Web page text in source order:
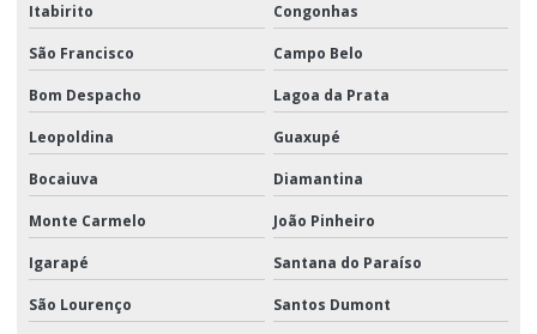
Itabirito Congonhas
São Francisco Campo Belo
Bom Despacho Lagoa da Prata
Leopoldina Guaxupé
Bocaiuva Diamantina
Monte Carmelo João Pinheiro
Igarapé Santana do Paraíso
São Lourenço Santos Dumont